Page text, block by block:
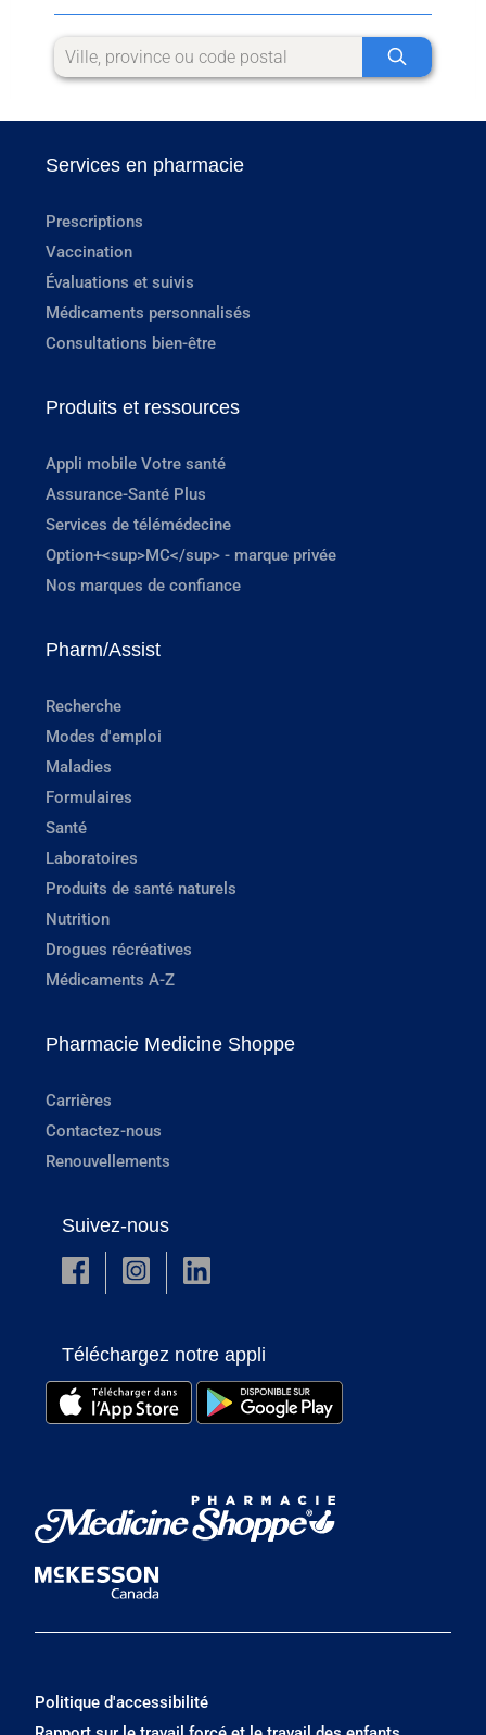
Services en pharmacie
Prescriptions
Vaccination
Évaluations et suivis
Médicaments personnalisés
Consultations bien-être
Produits et ressources
Appli mobile Votre santé
Assurance-Santé Plus
Services de télémédecine
Option+<sup>MC</sup> - marque privée
Nos marques de confiance
Pharm/Assist
Recherche
Modes d'emploi
Maladies
Formulaires
Santé
Laboratoires
Produits de santé naturels
Nutrition
Drogues récréatives
Médicaments A-Z
Pharmacie Medicine Shoppe
Carrières
Contactez-nous
Renouvellements
Suivez-nous
Téléchargez notre appli
Politique d'accessibilité